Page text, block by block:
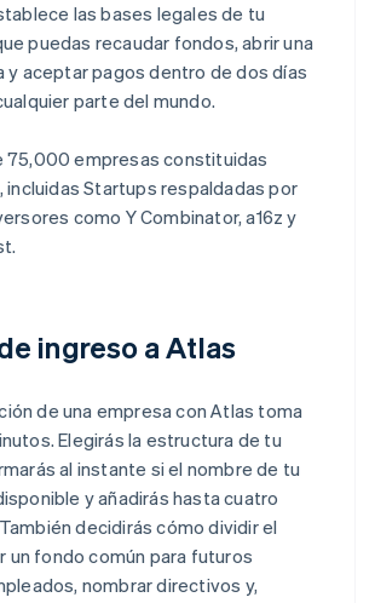
las bases legales de tu
puedas recaudar fondos, abrir una
y aceptar pagos dentro de dos días
parte del mundo.
75,000 empresas constituidas
incluidas Startups respaldadas por
como Y Combinator, a16z y
ingreso a Atlas
de una empresa con Atlas toma
Elegirás la estructura de tu
al instante si el nombre de tu
y añadirás hasta cuatro
decidirás cómo dividir el
un fondo común para futuros
nombrar directivos y,